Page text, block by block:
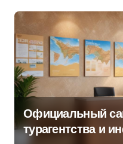
Официальный
турагентства и